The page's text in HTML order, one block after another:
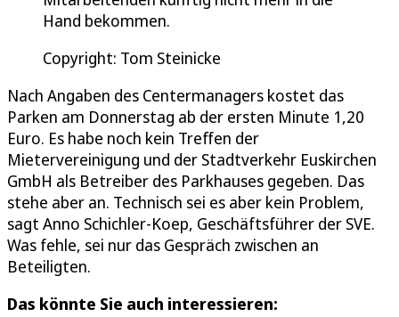
Hand bekommen.
Copyright: Tom Steinicke
Nach Angaben des Centermanagers kostet das
Parken am Donnerstag ab der ersten Minute 1,20
Euro. Es habe noch kein Treffen der
Mietervereinigung und der Stadtverkehr Euskirchen
GmbH als Betreiber des Parkhauses gegeben. Das
stehe aber an. Technisch sei es aber kein Problem,
sagt Anno Schichler-Koep, Geschäftsführer der SVE.
Was fehle, sei nur das Gespräch zwischen an
Beteiligten.
Das könnte Sie auch interessieren: